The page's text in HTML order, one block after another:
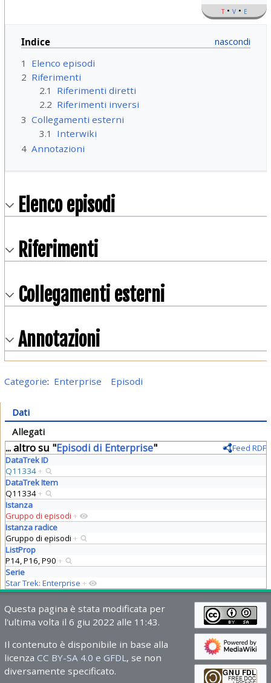
t v e
Indice
1
Elenco episodi
2 Riferimenti
2.1
Riferimenti diretti
2.2 Riferimenti inversi
3 Collegamenti esterni
3.1
Interwiki
4 Annotazioni
Elenco episodi
Riferimenti
Collegamenti esterni
Annotazioni
Categorie: Enterprise Episodi
Dati
Allegati
... altro su "Episodi di Enterprise"
Feed RDF
DataTrek ID
Q11334+
DataTrek Item
Q11334+
Istanza
Gruppo di episodi +
Istanza radice
Gruppo di episodi +
ListProp
P14, P16, P90 +
Serie
Star Trek: Enterprise +
Questa pagina è stata modificata per
l'ultima volta il 6 giu 2022 alle 11:43.
Il contenuto è disponibile in base alla
licenza CC BY-SA 4.0 e GFDL, se non
diversamente specificato.